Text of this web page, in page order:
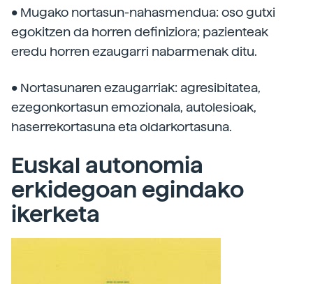
• Mugako nortasun-nahasmendua: oso gutxi
egokitzen da horren definiziora; pazienteak
eredu horren ezaugarri nabarmenak ditu.
• Nortasunaren ezaugarriak: agresibitatea,
ezegonkortasun emozionala, autolesioak,
haserrekortasuna eta oldarkortasuna.
Euskal autonomia
erkidegoan egindako
ikerketa